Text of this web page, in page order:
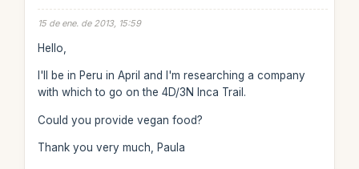
15 de ene. de 2013, 15:59
Hello,
I'll be in Peru in April and I'm researching a company
with which to go on the 4D/3N Inca Trail.
Could you provide vegan food?
Thank you very much, Paula